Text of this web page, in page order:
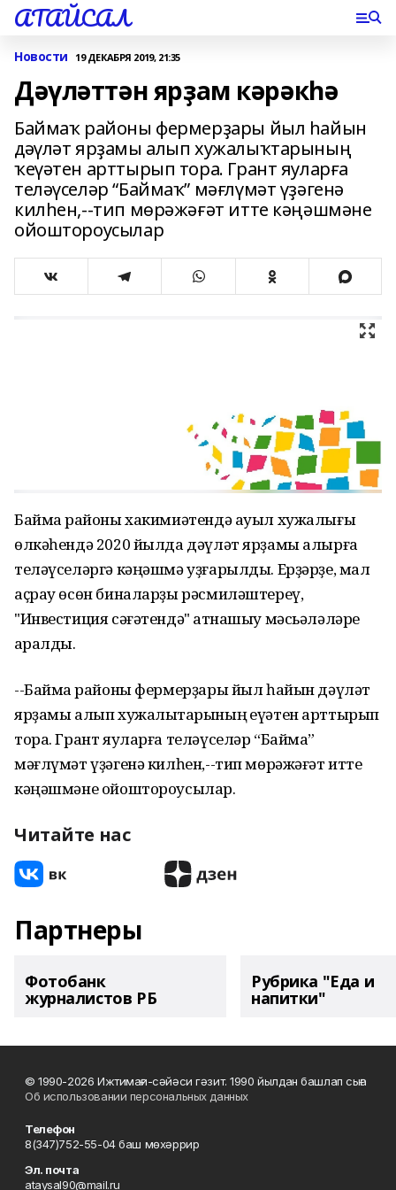
АТАЙСАЛ
Новости 19 ДЕКАБРЯ 2019, 21:35
Дәүләттән ярҙам кәрәкһә
Баймаҡ районы фермерҙары йыл һайын
дәүләт ярҙамы алып хужалыҡтарының
ҡеүәтен арттырып тора. Грант яуларға
теләүселәр “Баймаҡ” мәғлүмәт үҙәгенә
килһен,--тип мөрәжәғәт итте кәңәшмәне
ойоштороусылар
Баймаҡ районы хакимиәтендә ауыл хужалығы
өлкәһендә 2020 йылда дәүләт ярҙамы алырға
теләүселәргә кәңәшмә уҙғарылды. Ерҙәрҙе, мал
аҫрау өсөн биналарҙы рәсмиләштереү,
"Инвестиция сәғәтендә" ҡатнашыу мәсьәләләре
ҡаралды.
--Баймаҡ районы фермерҙары йыл һайын дәүләт
ярҙамы алып хужалыҡтарының ҡеүәтен арттырып
тора. Грант яуларға теләүселәр “Баймаҡ”
мәғлүмәт үҙәгенә килһен,--тип мөрәжәғәт итте
кәңәшмәне ойоштороусылар.
Читайте нас
Партнеры
Фотобанк
журналистов РБ
Рубрика "Еда и
напитки"
© 1990-2026 Ижтимағи-сәйәси гәзит. 1990 йылдан башлап сыға
Об использовании персональных данных
Телефон
8(347)752-55-04 баш мөхәррир
Эл. почта
ataysal90@mail.ru